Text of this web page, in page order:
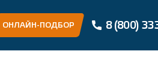
ОНЛАЙН-ПОДБОР 8 (800)